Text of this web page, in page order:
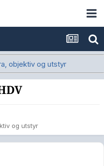
objektiv og utstyr
og utstyr